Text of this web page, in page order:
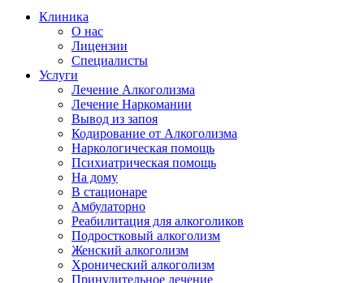
Клиника
О нас
Лицензии
Специалисты
Услуги
Лечение Алкоголизма
Лечение Наркомании
Вывод из запоя
Кодирование от Алкоголизма
Наркологическая помощь
Психиатрическая помощь
На дому
В стационаре
Амбулаторно
Реабилитация для алкоголиков
Подростковый алкоголизм
Женский алкоголизм
Хронический алкоголизм
Принудительное лечение